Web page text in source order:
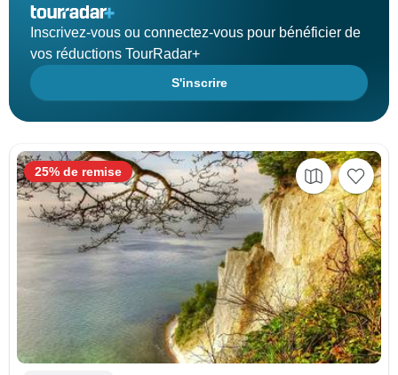
Inscrivez-vous ou connectez-vous pour bénéficier de
vos réductions TourRadar+
S'inscrire
25% de remise